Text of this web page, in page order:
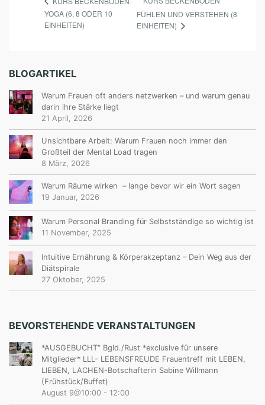
YOGA (6, 8 ODER 10
EINHEITEN)
FÜHLEN UND VERSTEHEN (8
EINHEITEN)
BLOGARTIKEL
Warum Frauen oft anders netzwerken – und warum genau
darin ihre Stärke liegt
21 April, 2026
Unsichtbare Arbeit: Warum Frauen noch immer den
Großteil der Mental Load tragen
8 März, 2026
Warum Räume wirken – lange bevor wir ein Wort sagen
19 Januar, 2026
Warum Personal Branding für Selbstständige so wichtig ist
11 November, 2025
Intuitive Ernährung & Körperakzeptanz – Dein Weg aus der
Diätspirale
27 Oktober, 2025
BEVORSTEHENDE VERANSTALTUNGEN
*AUSGEBUCHT“ Bgld./Rust *exclusive für unsere
Mitglieder* LLL- LEBENSFREUDE Frauentreff mit LEBEN,
LIEBEN, LACHEN-Botschafterin Sabine Willmann
(Frühstück/Buffet)
August 9@10:00 - 12:00